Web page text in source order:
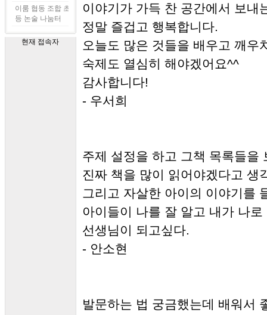
이룸 협동 조합 초
등 논술 나눔터
현재 접속자
이야기가 가득 찬 공간에서 보내
정말 즐겁고 행복합니다.
오늘도 많은 것들을 배우고 깨우
숙제도 열심히 해야겠어요^^
감사합니다!
- 우서희
주제 설정을 하고 그책 목록들을
진짜 책을 많이 읽어야겠다고 생
그리고 자살한 아이의 이야기를
아이들이 나를 잘 알고 내가 나
선생님이 되고싶다.
- 안소현
발문하는 법 궁금했는데 배워서